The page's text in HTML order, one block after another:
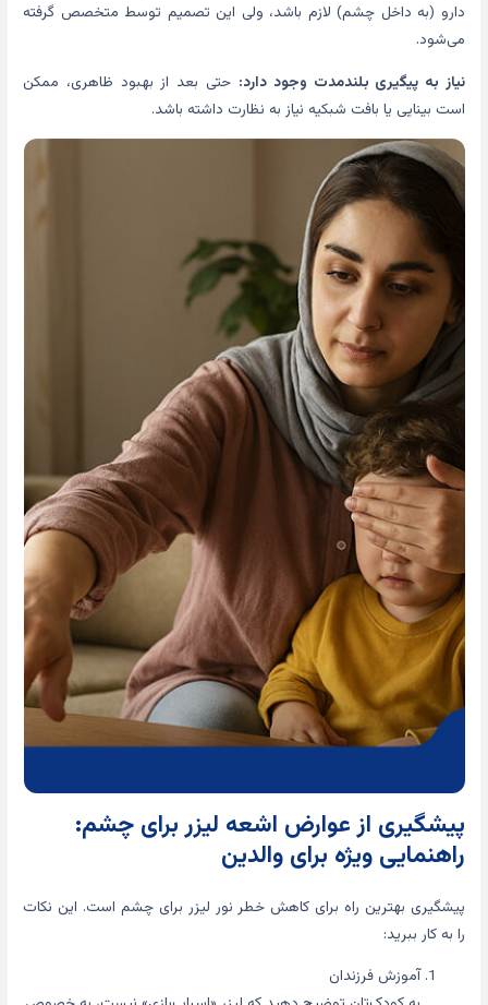
دارو (به داخل چشم) لازم باشد، ولی این تصمیم توسط متخصص گرفته
می‌شود.
نیاز به پیگیری بلندمدت وجود دارد: حتی بعد از بهبود ظاهری، ممکن
است بینایی یا بافت شبکیه نیاز به نظارت داشته باشد.
پیشگیری از عوارض اشعه لیزر برای چشم:
راهنمایی ویژه برای والدین
پیشگیری بهترین راه برای کاهش خطر نور لیزر برای چشم است. این نکات
را به کار ببرید:
آموزش فرزندان